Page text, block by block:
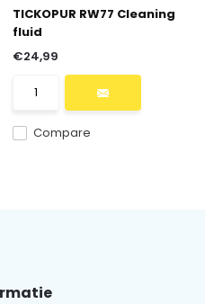
TICKOPUR RW77 Cleaning
fluid
Compare
€24,99